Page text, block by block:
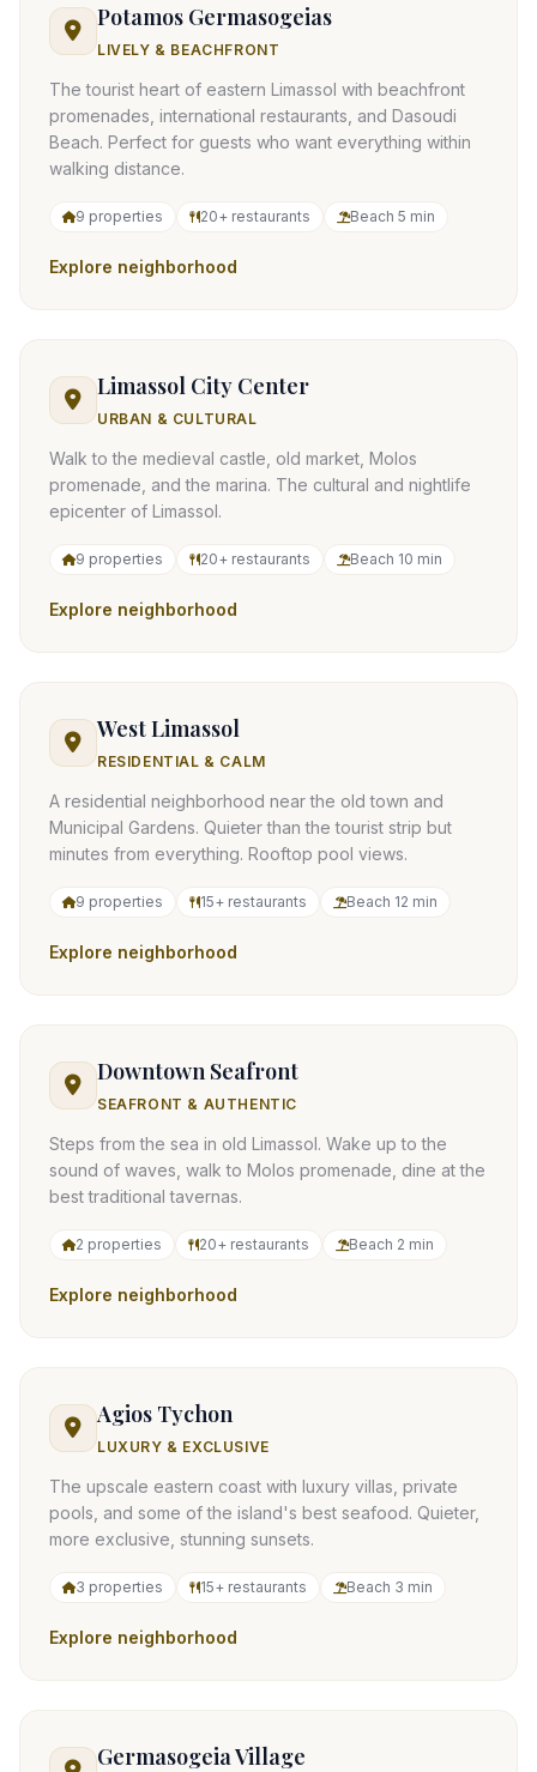
Potamos Germasogeias
LIVELY & BEACHFRONT
The tourist heart of eastern Limassol with beachfront
promenades, international restaurants, and Dasoudi
Beach. Perfect for guests who want everything within
walking distance.
9 properties 20+ restaurants Beach 5 min
Explore neighborhood
Limassol City Center
URBAN & CULTURAL
Walk to the medieval castle, old market, Molos
promenade, and the marina. The cultural and nightlife
epicenter of Limassol.
9 properties 20+ restaurants Beach 10 min
Explore neighborhood
West Limassol
RESIDENTIAL & CALM
A residential neighborhood near the old town and
Municipal Gardens. Quieter than the tourist strip but
minutes from everything. Rooftop pool views.
9 properties 15+ restaurants Beach 12 min
Explore neighborhood
Downtown Seafront
SEAFRONT & AUTHENTIC
Steps from the sea in old Limassol. Wake up to the
sound of waves, walk to Molos promenade, dine at the
best traditional tavernas.
2 properties 20+ restaurants Beach 2 min
Explore neighborhood
Agios Tychon
LUXURY & EXCLUSIVE
The upscale eastern coast with luxury villas, private
pools, and some of the island's best seafood. Quieter,
more exclusive, stunning sunsets.
3 properties 15+ restaurants Beach 3 min
Explore neighborhood
Germasogeia Village